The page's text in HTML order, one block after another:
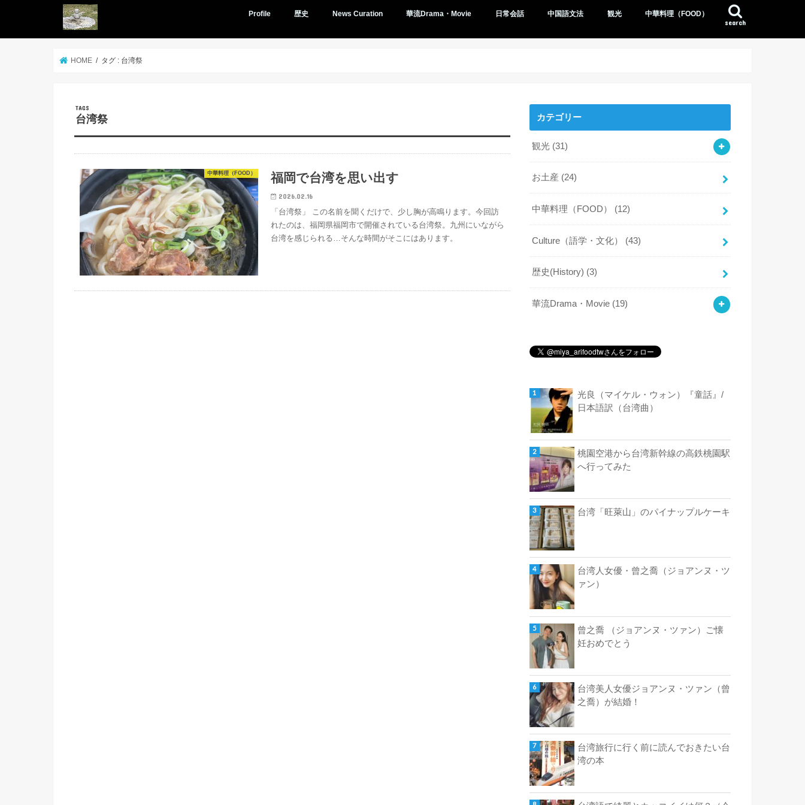
search
Profile 歴史 News Curation 華流Drama・Movie 日常会話 中国語文法 観光 中華料理（FOOD）
HOME タグ : 台湾祭
台湾祭
中華料理（FOOD） 福岡で台湾を思い出す
2026.02.16
「台湾祭」 この名前を聞くだけで、少し胸が高鳴ります。今回訪
れたのは、福岡県福岡市で開催されている台湾祭。九州にいながら
台湾を感じられる…そんな時間がそこにはあります。
カテゴリー
観光 (31)
お土産 (24)
中華料理（FOOD） (12)
Culture（語学・文化） (43)
歴史(History) (3)
華流Drama・Movie (19)
光良（マイケル・ウォン）『童話』/
日本語訳（台湾曲）
桃園空港から台湾新幹線の高鉄桃園駅
へ行ってみた
台湾「旺萊山」のパイナップルケーキ
台湾人女優・曾之喬（ジョアンヌ・ツ
ァン）
曾之喬 （ジョアンヌ・ツァン）ご懐
妊おめでとう
台湾美人女優ジョアンヌ・ツァン（曾
之喬）が結婚！
台湾旅行に行く前に読んでおきたい台
湾の本